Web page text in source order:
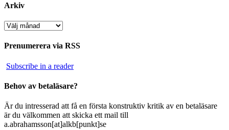
Arkiv
Arkiv
Prenumerera via RSS
Subscribe in a reader
Behov av betaläsare?
Är du intresserad att få en första konstruktiv kritik av en betaläsare
är du välkommen att skicka ett mail till
a.abrahamsson[at]alkb[punkt]se